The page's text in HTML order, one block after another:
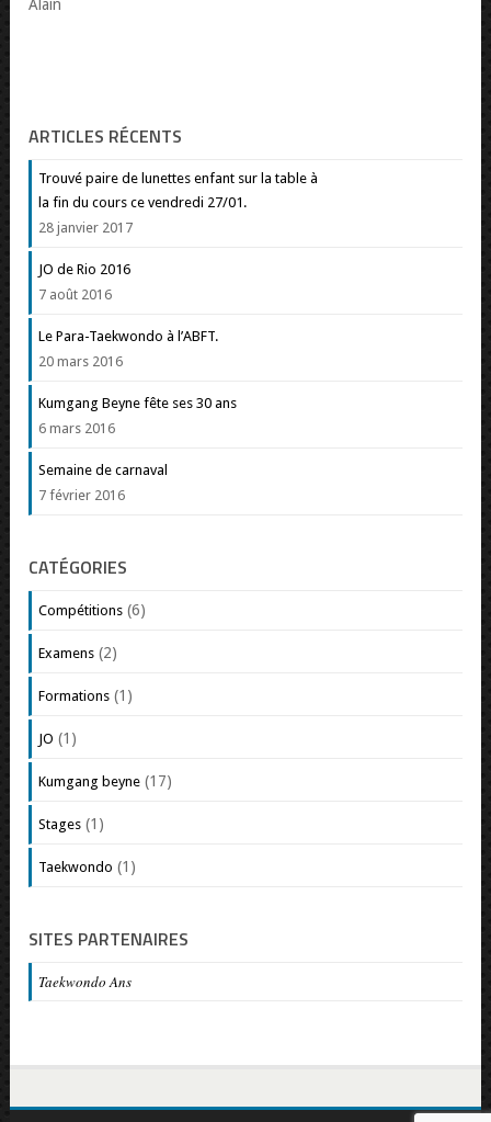
Alain
ARTICLES RÉCENTS
Trouvé paire de lunettes enfant sur la table à
la fin du cours ce vendredi 27/01.
28 janvier 2017
JO de Rio 2016
7 août 2016
Le Para-Taekwondo à l’ABFT.
20 mars 2016
Kumgang Beyne fête ses 30 ans
6 mars 2016
Semaine de carnaval
7 février 2016
CATÉGORIES
Compétitions (6)
Examens (2)
Formations (1)
JO (1)
Kumgang beyne (17)
Stages (1)
Taekwondo (1)
SITES PARTENAIRES
Taekwondo Ans